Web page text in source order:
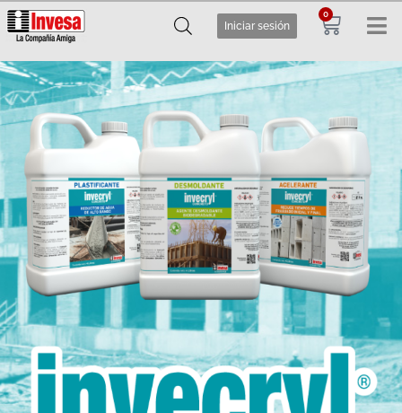
Iniciar sesión
0